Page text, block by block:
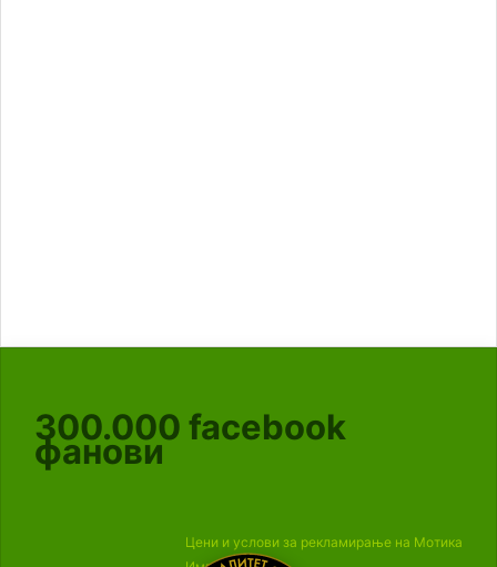
300.000 facebook
фанови
Цени и услови за рекламирање на Мотика